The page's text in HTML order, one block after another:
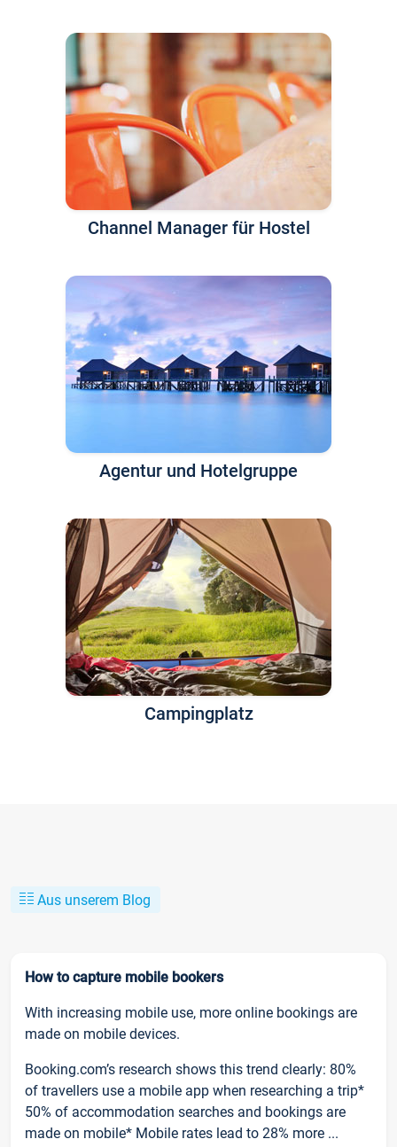
Channel Manager für Hostel
Agentur und Hotelgruppe
Campingplatz
Aus unserem Blog
How to capture mobile bookers
With increasing mobile use, more online bookings are
made on mobile devices.
Booking.com’s research shows this trend clearly: 80%
of travellers use a mobile app when researching a trip*
50% of accommodation searches and bookings are
made on mobile* Mobile rates lead to 28% more ...